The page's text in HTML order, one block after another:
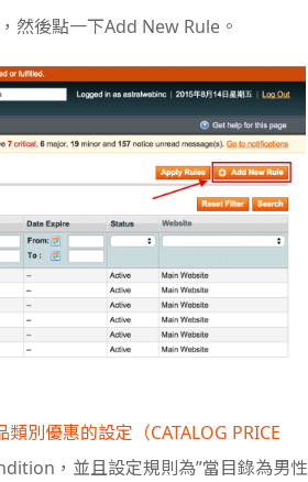
後點一下Add New Rule。
別優惠的設定（CATALOG PRICE
，並且設定規則為”當目錄為男性